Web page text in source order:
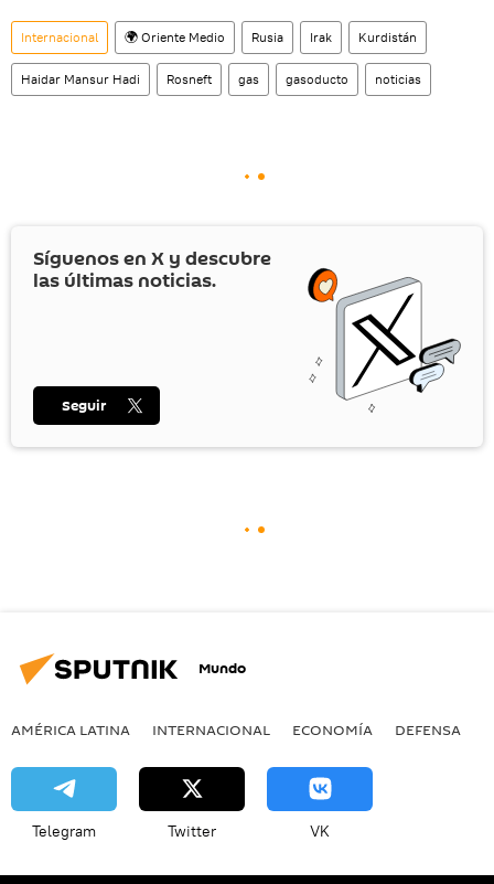
Internacional 🌍 Oriente Medio Rusia Irak Kurdistán
Haidar Mansur Hadi Rosneft gas gasoducto noticias
Síguenos en X y descubre
las últimas noticias.
Seguir
Mundo
AMÉRICA LATINA INTERNACIONAL ECONOMÍA DEFENSA
Telegram Twitter VK